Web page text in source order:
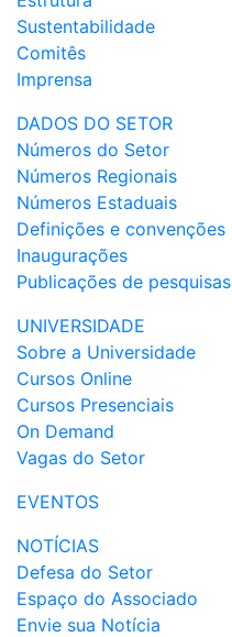
Sustentabilidade
Comitês
Imprensa
DADOS DO SETOR
Números do Setor
Números Regionais
Números Estaduais
Definições e convenções
Inaugurações
Publicações de pesquisas
UNIVERSIDADE
Sobre a Universidade
Cursos Online
Cursos Presenciais
On Demand
Vagas do Setor
EVENTOS
NOTÍCIAS
Defesa do Setor
Espaço do Associado
Envie sua Notícia